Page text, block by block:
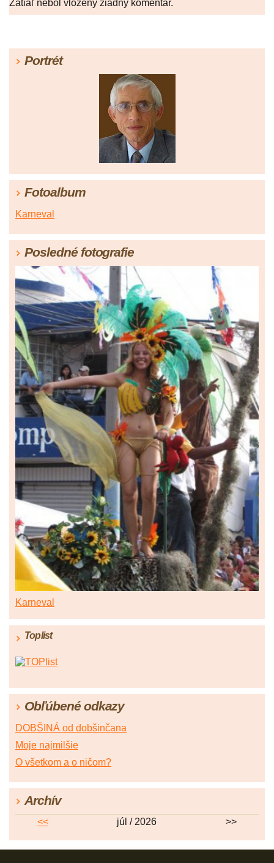
Zatiaľ nebol vložený žiadny komentár.
Portrét
Fotoalbum
Karneval
Posledné fotografie
Karneval
Toplist
Obľúbené odkazy
DOBŠINÁ od dobšinčana
Moje najmilšie
O všetkom a o ničom?
Archív
<< júl / 2026 >>